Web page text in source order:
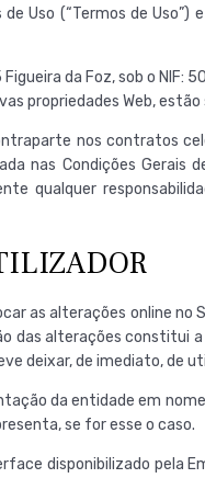
Uso (“Termos de
da Foz, sob o NIF:
propriedades Web,
nos contratos
nas Condições Gerais
qualquer
as alterações online no
das alterações constitui
deixar, de imediato, de
da entidade em
se for esse o caso.
disponibilizado pela